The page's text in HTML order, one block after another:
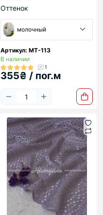
Оттенок
молочный
Артикул: МТ-113
В наличии
1
355₴ / пог.м